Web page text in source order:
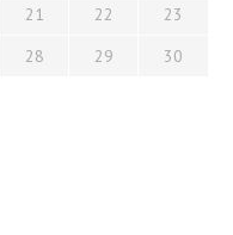
21 22
23
28 29
30